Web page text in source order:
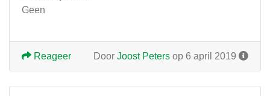
Geen
Door Joost Peters op 6 april 2019
Reageer